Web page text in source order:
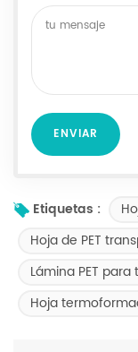
Etiquetas :
Hoja de PET
Lámina PET
Hoja